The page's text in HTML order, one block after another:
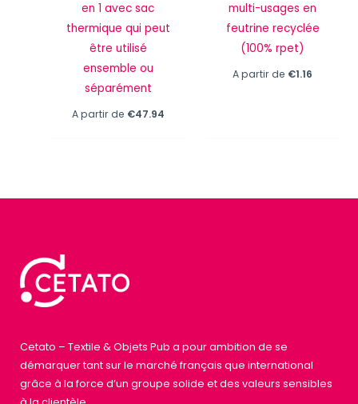
en 1 avec sac
thermique qui peut
être utilisé
ensemble ou
séparément
A partir de €47.94
multi-usages en
feutrine recyclée
(100% rpet)
A partir de €1.16
Cetato – Textile & Objets Pub a pour ambition de se
démarquer tant sur le marché français que international
grâce à la force d’un groupe solide et des valeurs sensibles